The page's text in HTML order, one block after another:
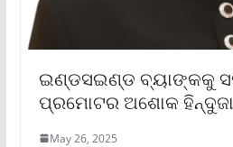
ଇଣ୍ଡସଇଣ୍ଡ ବ୍ୟାଙ୍କକୁ
ପ୍ରମୋଟର ଅଶୋକ
May 26, 2025